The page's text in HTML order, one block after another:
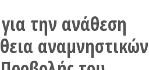
την ανάθεση
αναμνηστικών